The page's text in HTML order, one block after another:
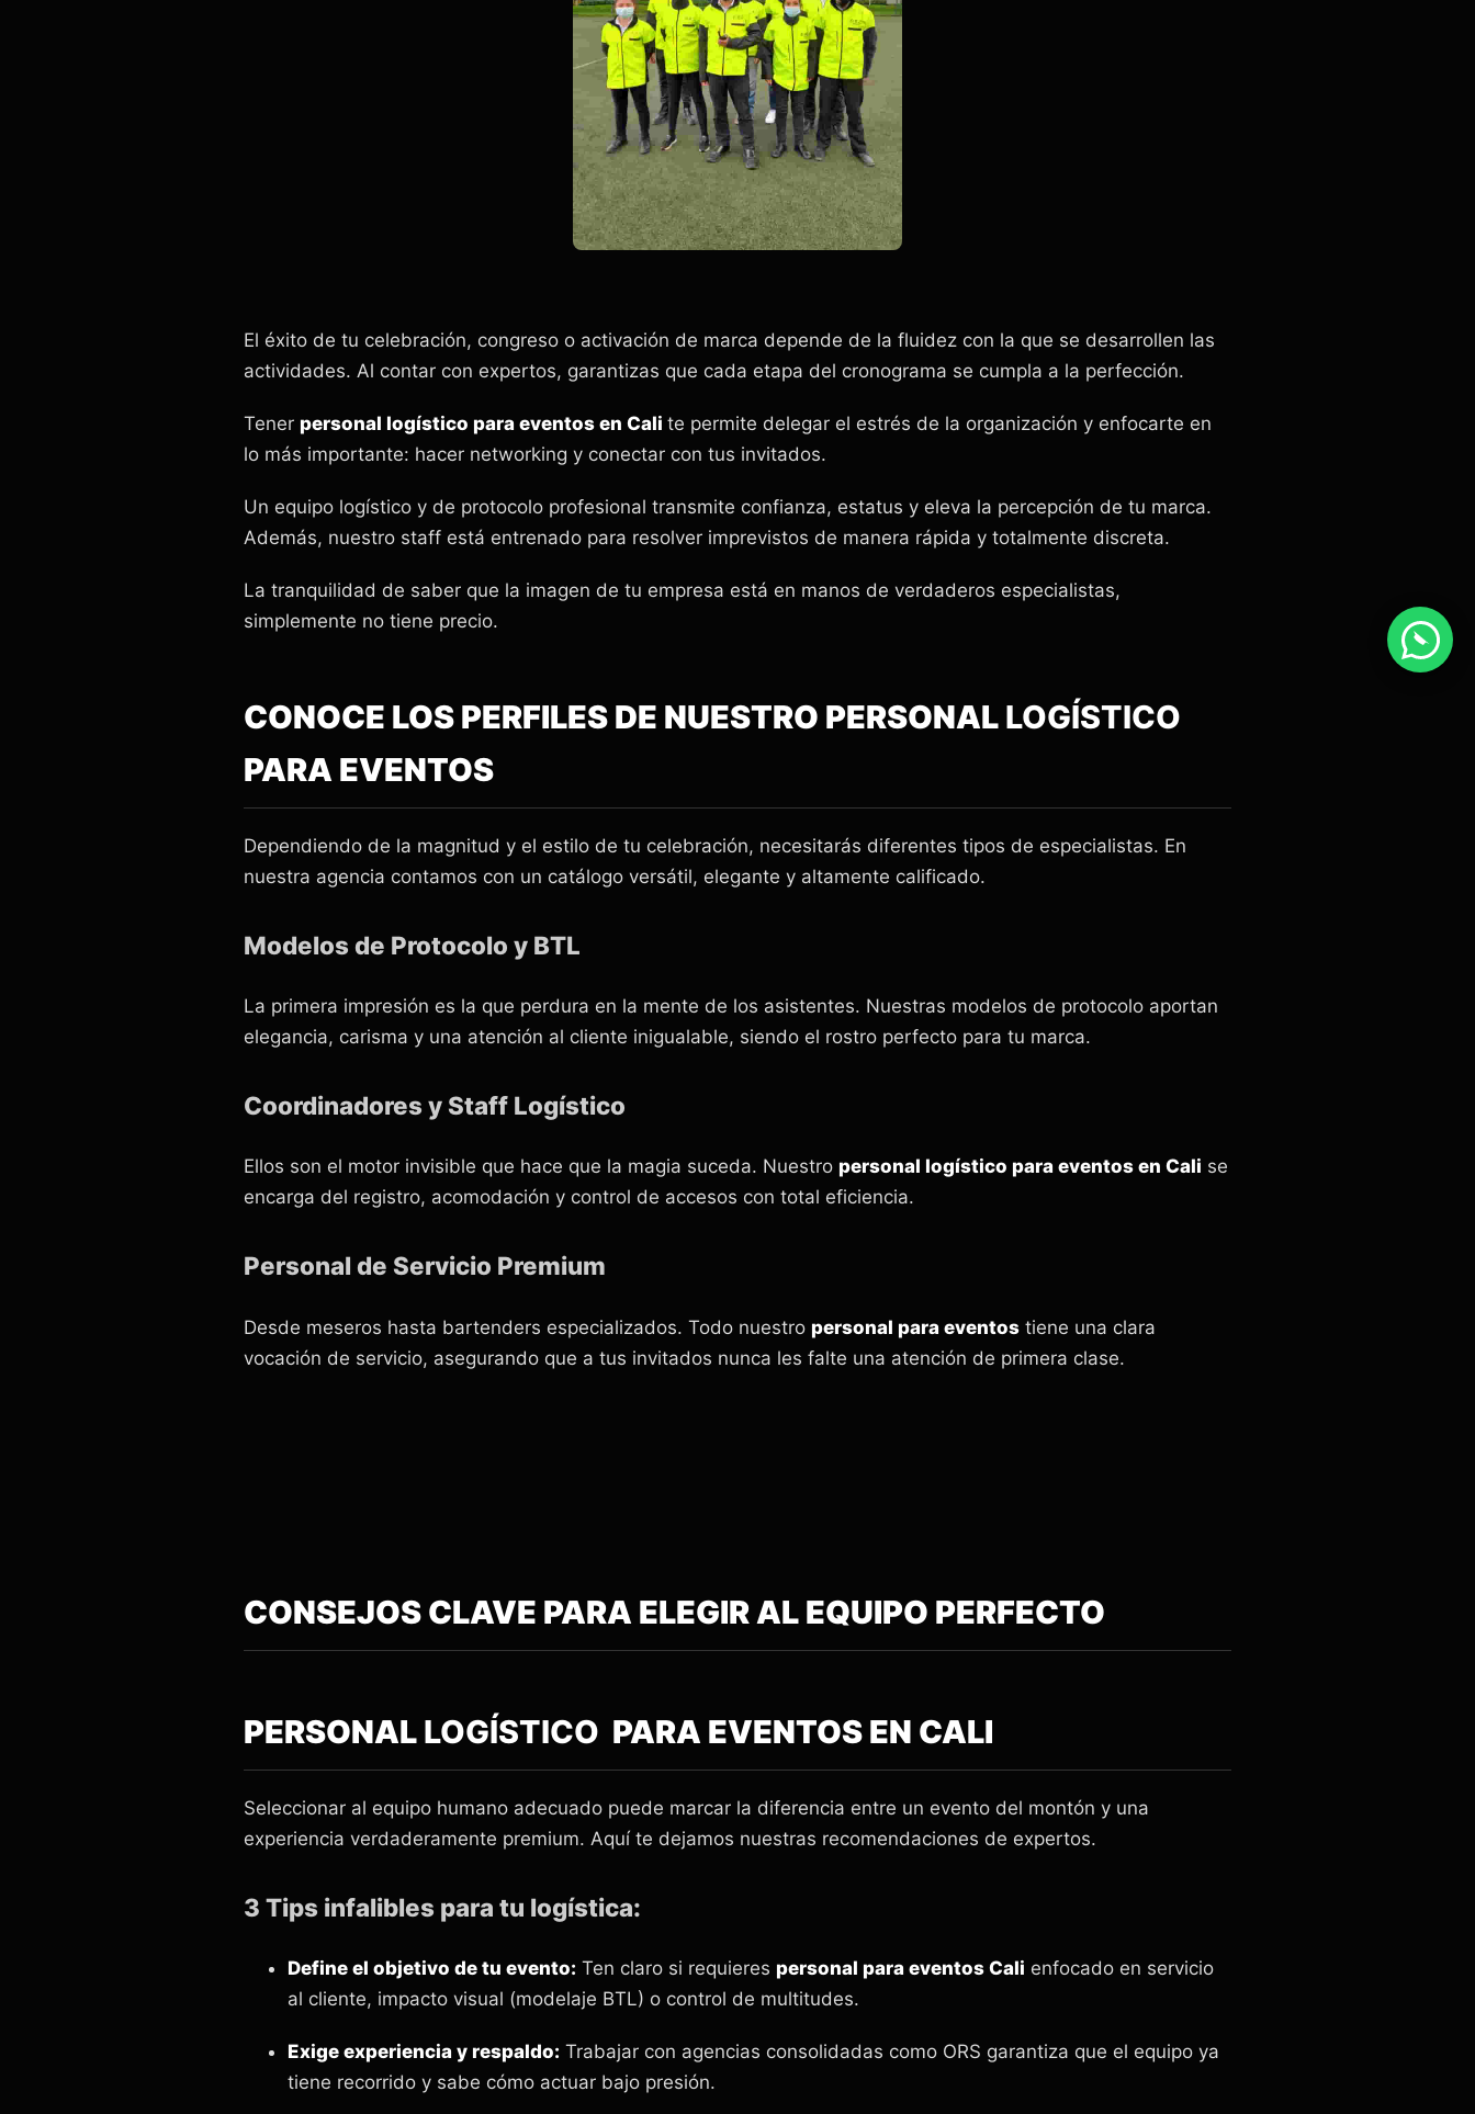
El éxito de tu celebración, congreso o activación de marca depende de la fluidez con la que se desarrollen las
actividades. Al contar con expertos, garantizas que cada etapa del cronograma se cumpla a la perfección.
Tener personal logístico para eventos en Cali te permite delegar el estrés de la organización y enfocarte en
lo más importante: hacer networking y conectar con tus invitados.
Un equipo logístico y de protocolo profesional transmite confianza, estatus y eleva la percepción de tu marca.
Además, nuestro staff está entrenado para resolver imprevistos de manera rápida y totalmente discreta.
La tranquilidad de saber que la imagen de tu empresa está en manos de verdaderos especialistas,
simplemente no tiene precio.
CONOCE LOS PERFILES DE NUESTRO PERSONAL LOGÍSTICO
PARA EVENTOS
Dependiendo de la magnitud y el estilo de tu celebración, necesitarás diferentes tipos de especialistas. En
nuestra agencia contamos con un catálogo versátil, elegante y altamente calificado.
Modelos de Protocolo y BTL
La primera impresión es la que perdura en la mente de los asistentes. Nuestras modelos de protocolo aportan
elegancia, carisma y una atención al cliente inigualable, siendo el rostro perfecto para tu marca.
Coordinadores y Staff Logístico
Ellos son el motor invisible que hace que la magia suceda. Nuestro personal logístico para eventos en Cali se
encarga del registro, acomodación y control de accesos con total eficiencia.
Personal de Servicio Premium
Desde meseros hasta bartenders especializados. Todo nuestro personal para eventos tiene una clara
vocación de servicio, asegurando que a tus invitados nunca les falte una atención de primera clase.
CONSEJOS CLAVE PARA ELEGIR AL EQUIPO PERFECTO
PERSONAL LOGÍSTICO PARA EVENTOS EN CALI
Seleccionar al equipo humano adecuado puede marcar la diferencia entre un evento del montón y una
experiencia verdaderamente premium. Aquí te dejamos nuestras recomendaciones de expertos.
3 Tips infalibles para tu logística:
Define el objetivo de tu evento: Ten claro si requieres personal para eventos Cali enfocado en servicio
al cliente, impacto visual (modelaje BTL) o control de multitudes.
Exige experiencia y respaldo: Trabajar con agencias consolidadas como ORS garantiza que el equipo ya
tiene recorrido y sabe cómo actuar bajo presión.